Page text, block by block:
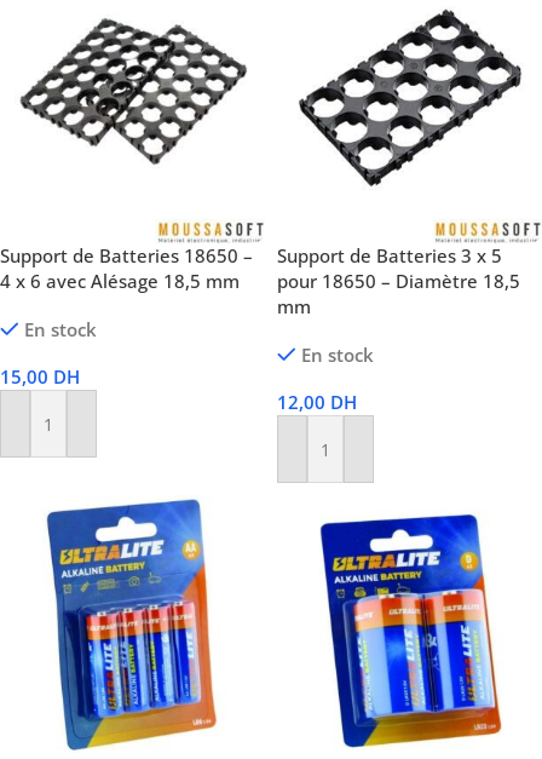
Support de Batteries 18650 –
4 x 6 avec Alésage 18,5 mm
En stock
15,00 DH
Ajouter Au Panier
Support de Batteries 3 x 5
pour 18650 – Diamètre 18,5
mm
En stock
12,00 DH
Ajouter Au Panier